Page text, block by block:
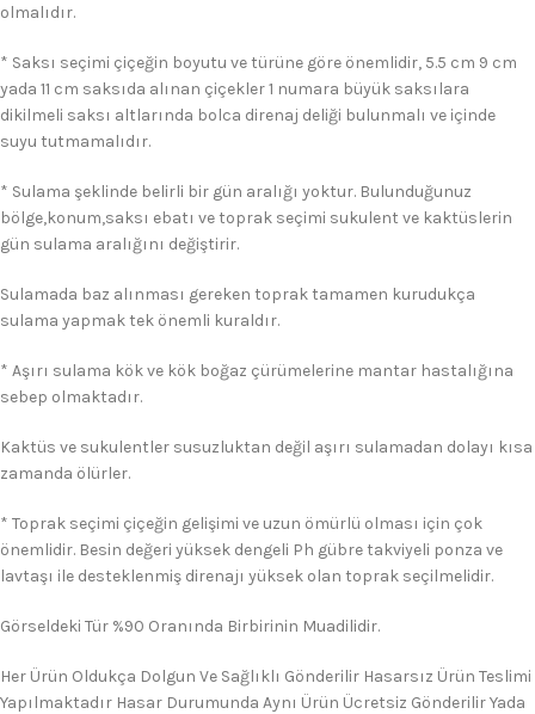
olmalıdır.
* Saksı seçimi çiçeğin boyutu ve türüne göre önemlidir, 5.5 cm 9 cm
yada 11 cm saksıda alınan çiçekler 1 numara büyük saksılara
dikilmeli saksı altlarında bolca direnaj deliği bulunmalı ve içinde
suyu tutmamalıdır.
* Sulama şeklinde belirli bir gün aralığı yoktur. Bulunduğunuz
bölge,konum,saksı ebatı ve toprak seçimi sukulent ve kaktüslerin
gün sulama aralığını değiştirir.
Sulamada baz alınması gereken toprak tamamen kurudukça
sulama yapmak tek önemli kuraldır.
* Aşırı sulama kök ve kök boğaz çürümelerine mantar hastalığına
sebep olmaktadır.
Kaktüs ve sukulentler susuzluktan değil aşırı sulamadan dolayı kısa
zamanda ölürler.
* Toprak seçimi çiçeğin gelişimi ve uzun ömürlü olması için çok
önemlidir. Besin değeri yüksek dengeli Ph gübre takviyeli ponza ve
lavtaşı ile desteklenmiş direnajı yüksek olan toprak seçilmelidir.
Görseldeki Tür %90 Oranında Birbirinin Muadilidir.
Her Ürün Oldukça Dolgun Ve Sağlıklı Gönderilir Hasarsız Ürün Teslimi
Yapılmaktadır Hasar Durumunda Aynı Ürün Ücretsiz Gönderilir Yada